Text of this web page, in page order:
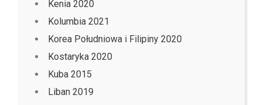
Kenia 2020
Kolumbia 2021
Korea Południowa i Filipiny 2020
Kostaryka 2020
Kuba 2015
Liban 2019